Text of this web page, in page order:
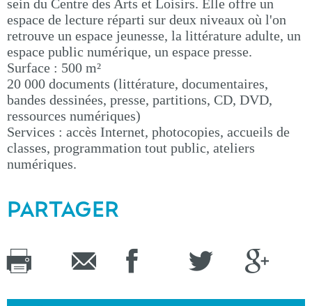
sein du Centre des Arts et Loisirs. Elle offre un
espace de lecture réparti sur deux niveaux où l'on
retrouve un espace jeunesse, la littérature adulte, un
espace public numérique, un espace presse.
Surface : 500 m²
20 000 documents (littérature, documentaires,
bandes dessinées, presse, partitions, CD, DVD,
ressources numériques)
Services : accès Internet, photocopies, accueils de
classes, programmation tout public, ateliers
numériques.
PARTAGER